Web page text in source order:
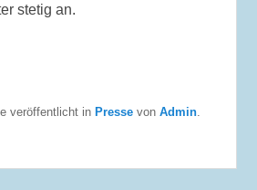
stetig an.
veröffentlicht inPresse vonAdmin